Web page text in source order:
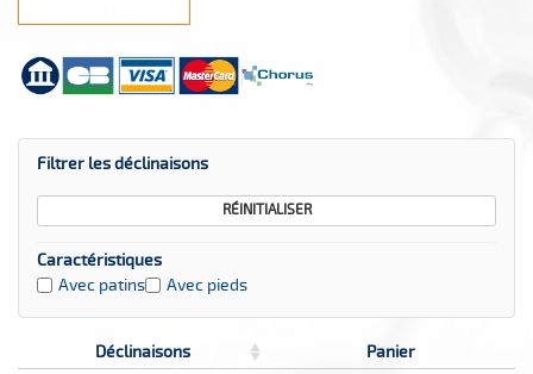
Filtrer les déclinaisons
RÉINITIALISER
Caractéristiques
Avec patins
Avec pieds
Déclinaisons
Panier